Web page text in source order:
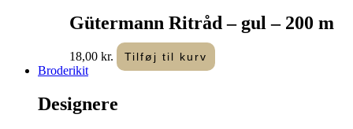
Gütermann Ritråd – gul – 200 m
18,00 kr. Tilføj til kurv
Broderikit
Designere